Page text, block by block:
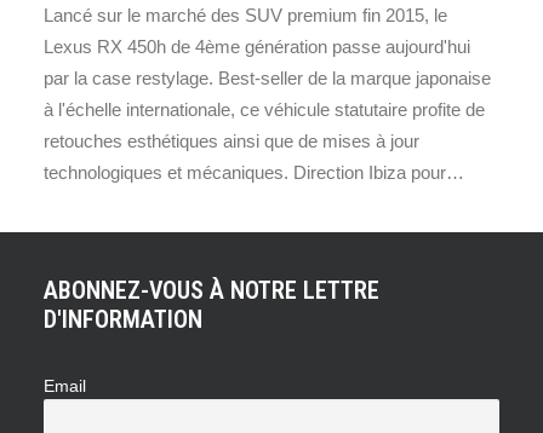
Lancé sur le marché des SUV premium fin 2015, le
Lexus RX 450h de 4ème génération passe aujourd'hui
par la case restylage. Best-seller de la marque japonaise
à l'échelle internationale, ce véhicule statutaire profite de
retouches esthétiques ainsi que de mises à jour
technologiques et mécaniques. Direction Ibiza pour…
ABONNEZ-VOUS À NOTRE LETTRE
D'INFORMATION
Email